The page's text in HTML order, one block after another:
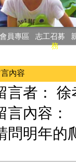
會員專區 志工召募
務
內容
言者： 徐
言內容：
問明年的